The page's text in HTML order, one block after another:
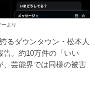
より
るダウンタウン・松本人
。約10万件の「いい
、芸能界では同様の被害